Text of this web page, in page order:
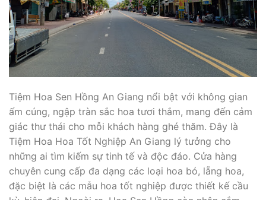
Tiệm Hoa Sen Hồng An Giang nổi bật với không gian
ấm cúng, ngập tràn sắc hoa tươi thắm, mang đến cảm
giác thư thái cho mỗi khách hàng ghé thăm. Đây là
Tiệm Hoa Hoa Tốt Nghiệp An Giang lý tưởng cho
những ai tìm kiếm sự tinh tế và độc đáo. Cửa hàng
chuyên cung cấp đa dạng các loại hoa bó, lẵng hoa,
đặc biệt là các mẫu hoa tốt nghiệp được thiết kế cầu